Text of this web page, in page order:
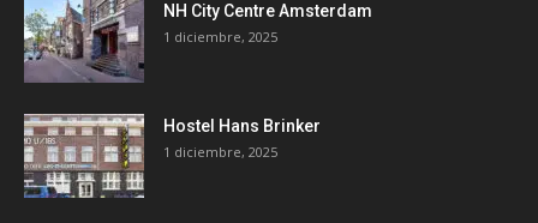
NH City Centre Amsterdam
1 diciembre, 2025
Hostel Hans Brinker
1 diciembre, 2025